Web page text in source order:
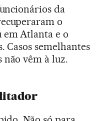
da
o
em Atlanta e o
Casos semelhantes
vêm à luz.